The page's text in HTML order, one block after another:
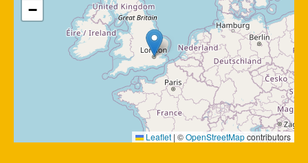
−
Leaflet | ©OpenStreetMapcontributors